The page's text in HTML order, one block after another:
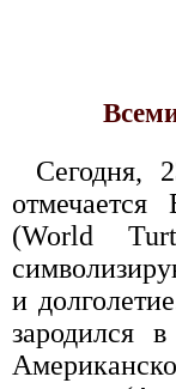
Сегодня,
(World
и
зародился